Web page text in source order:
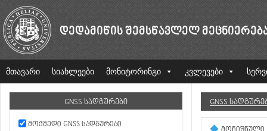
ᲓᲔᲓᲐᲛᲘᲬᲘᲡ ᲨᲔᲛᲡᲬᲐᲕᲚᲔᲚ
მთავარი სიახლეები მონიტორინგი კვლევები
GNSS ᲡᲐᲓᲒᲣᲠᲔᲑᲘ
ᲛᲝᲥᲛᲔᲓᲘ GNSS ᲡᲐᲓᲒᲣᲠᲔᲑᲘ
GNSS